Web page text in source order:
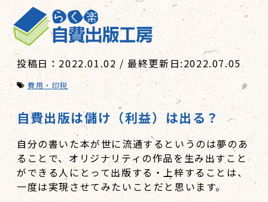
投稿日：2022.01.02 / 最終更新日:2022.07.05
費用・印税
自費出版は儲け（利益）は出る？
自分の書いた本が世に流通するというのは夢のあ
ることで、オリジナリティの作品を生み出すこと
ができる人にとって出版する・上梓することは、
一度は実現させてみたいことだと思います。